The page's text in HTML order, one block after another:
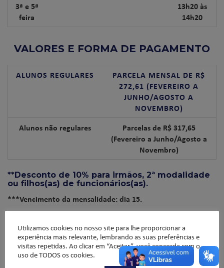
3ª e 5ª
feira
13h20 às
14h20
VALORES E FORMA DE PAGAMENTO
ALUNOS REGULARES
PARCELA MENSAL DE R$
272,61 (FEVEREIRO A
JUNHO/AGOSTO A
NOVEMBRO)
Alunos não regulares
Parcelas de R$ 317,65
(Fevereiro a Junho/Agosto a
Novembro)
**Desconto de 10% para irmãos, 2ª modalidade
ou filhos(as) de funcionários(as).
***Vencimento da mensalidade: dia 15.
FAÇA PARTE DO NOSSO TIME!
Utilizamos cookies no nosso site para lhe proporcionar a
experiência mais relevante, lembrando as suas preferências e
visitas repetidas. Ao clicar em “Aceitar”, você concorda com o
uso de TODOS os cookies.